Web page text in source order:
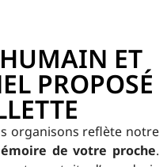
ET
PROPOSÉ
organisons reflète notre
de votre proche.